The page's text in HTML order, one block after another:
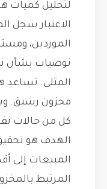
لتحليل كميات
الاعتبار سجل
الموردين،
توصيات بشأن
المثلى. تساعد
مخزون رشيق.
كل من حالات
الهدف هو تحقيق
المبيعات إلى
المرتبط